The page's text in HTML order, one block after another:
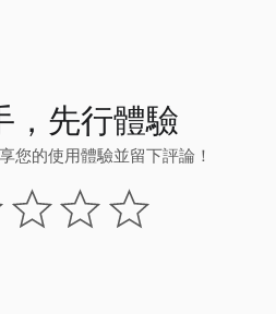
，先行體驗
您的使用體驗並留下評論！